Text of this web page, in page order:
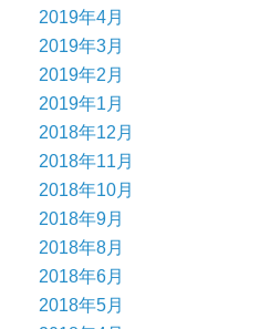
2019年4月
2019年3月
2019年2月
2019年1月
2018年12月
2018年11月
2018年10月
2018年9月
2018年8月
2018年6月
2018年5月